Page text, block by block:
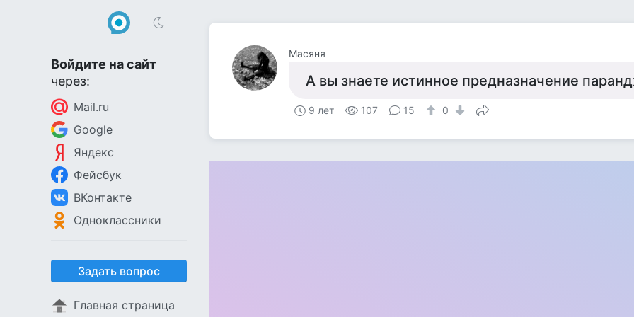
Войдите на сайт
через:
Mail.ru
Google
Яндекс
Фейсбук
ВКонтакте
Одноклассники
Задать вопрос
Главная страница
Масяня
А вы знаете истинное предназначение
9 лет 107 15 0